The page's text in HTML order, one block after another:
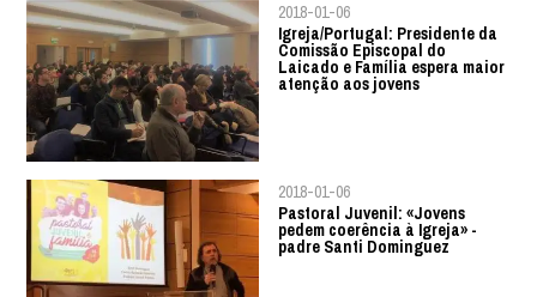
2018-01-06
Igreja/Portugal: Presidente da
Comissão Episcopal do
Laicado e Família espera maior
atenção aos jovens
2018-01-06
Pastoral Juvenil: «Jovens
pedem coerência à Igreja» -
padre Santi Dominguez